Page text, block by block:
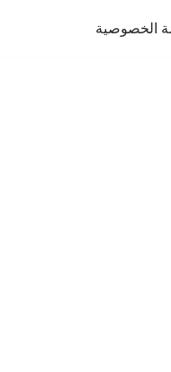
الخصوصية